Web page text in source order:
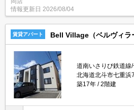
い！どのお部屋でもご紹介、ご案内さ
情報更新日 2026/08/04
賃貸アパート Bell Village（ベルヴィラ
道南いさりび鉄道線
北海道北斗市七重浜
築17年
2階建